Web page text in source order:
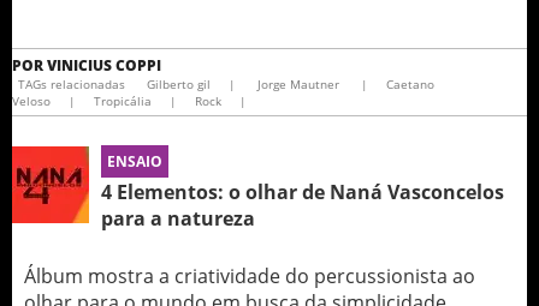
PORVINICIUS COPPI
TAGs relacionadas Gilberto gil | Jorge Mautner |
Caetano
Veloso
| Tropicália | Rock |
ENSAIO
4 Elementos: o olhar de Naná Vasconcelos
para a natureza
Álbum mostra a criatividade do percussionista ao